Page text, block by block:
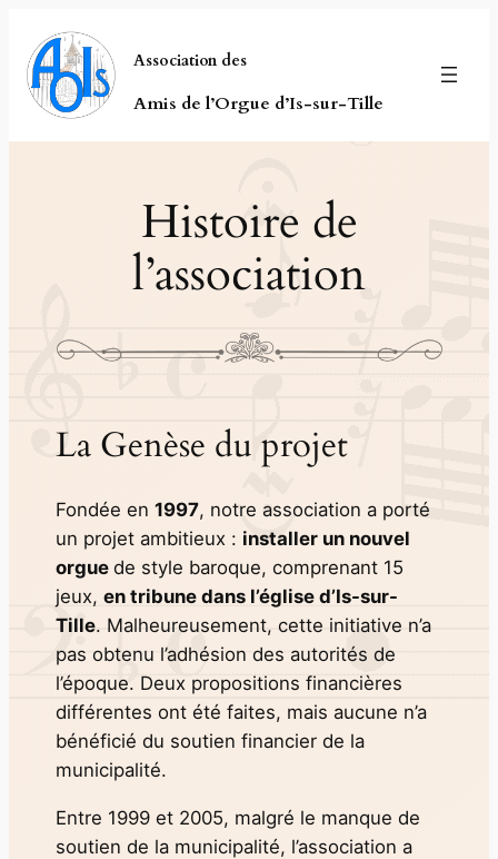
contenu
Association des
Amis de l’Orgue d’Is-sur-Tille
Histoire de
l’association
La Genèse du projet
Fondée en1997, notre association a porté
un projet ambitieux : installer un nouvel
orguede style baroque, comprenant 15
jeux,en tribune dans l’église d’Is-sur-
Tille. Malheureusement, cette initiative n’a
pas obtenu l’adhésion des autorités de
l’époque. Deux propositions financières
différentes ont été faites, mais aucune n’a
bénéficié du soutien financier de la
municipalité.
Entre 1999 et 2005, malgré le manque de
soutien de la municipalité, l’association a